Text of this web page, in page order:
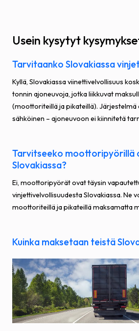
Usein kysytyt
Tarvitaanko Slovakiassa
Kyllä, Slovakiassa viinettivelvollisuus
tonnin ajoneuvoja, jotka liikkuvat
(moottoriteillä ja pikateillä). Järjestelmä
sähköinen – ajoneuvoon ei kiinnitetä
Tarvitseeko moottoripyörillä
Slovakiassa?
Ei, moottoripyörät ovat täysin
vinjettivelvollisuudesta Slovakiassa. Ne
moottoriteillä ja pikateillä maksamatta
Kuinka maksetaan teistä